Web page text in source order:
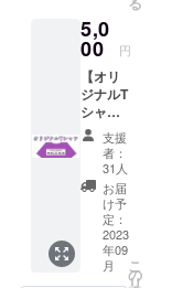
た手ぬ
ぐいを
一つ、
お届け
いたし
ます。
弘前市
で同窓
生が経
営する
アパレ
ル業・
東北企
業服社
製にな
5,0
00 円
【オリ
ジナルT
シャ
ツ】 東
奥義塾
創立150
周年ね
ぷたの
ロゴを
デザイ
ンしたT
シャツ
支援
者：
31人
お届
け予
定：
2023
年09
月
こ
の
リ